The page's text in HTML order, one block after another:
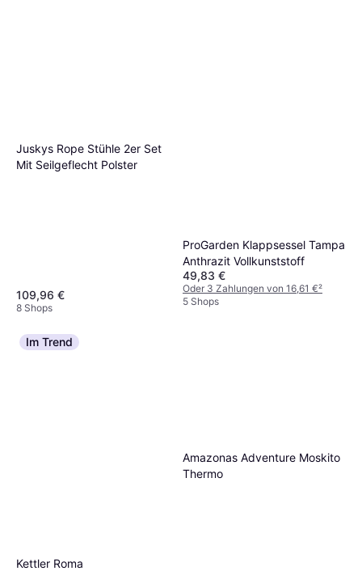
Juskys Rope Stühle 2er Set
Mit Seilgeflecht Polster
109,96 €
8 Shops
ProGarden Klappsessel Tampa
Anthrazit Vollkunststoff
49,83 €
Oder 3 Zahlungen von 16,61 €²
5 Shops
Im Trend
Kettler Roma
Amazonas Adventure Moskito
Thermo